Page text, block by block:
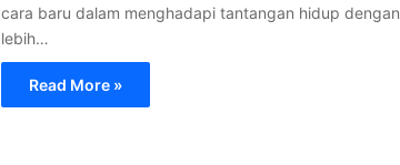
cara baru dalam menghadapi tantangan hidup dengan
lebih…
Read More »